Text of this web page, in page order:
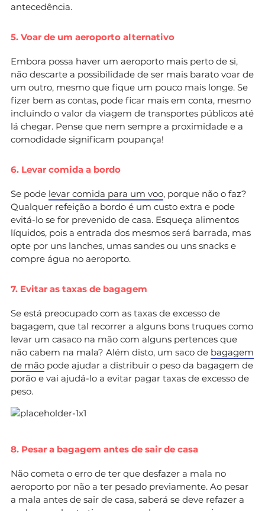
antecedência.
5. Voar de um aeroporto alternativo
Embora possa haver um aeroporto mais perto de si,
não descarte a possibilidade de ser mais barato voar de
um outro, mesmo que fique um pouco mais longe. Se
fizer bem as contas, pode ficar mais em conta, mesmo
incluindo o valor da viagem de transportes públicos até
lá chegar. Pense que nem sempre a proximidade e a
comodidade significam poupança!
6. Levar comida a bordo
Se pode levar comida para um voo, porque não o faz?
Qualquer refeição a bordo é um custo extra e pode
evitá-lo se for prevenido de casa. Esqueça alimentos
líquidos, pois a entrada dos mesmos será barrada, mas
opte por uns lanches, umas sandes ou uns snacks e
compre água no aeroporto.
7. Evitar as taxas de bagagem
Se está preocupado com as taxas de excesso de
bagagem, que tal recorrer a alguns bons truques como
levar um casaco na mão com alguns pertences que
não cabem na mala? Além disto, um saco de bagagem
de mão pode ajudar a distribuir o peso da bagagem de
porão e vai ajudá-lo a evitar pagar taxas de excesso de
peso.
8. Pesar a bagagem antes de sair de casa
Não cometa o erro de ter que desfazer a mala no
aeroporto por não a ter pesado previamente. Ao pesar
a mala antes de sair de casa, saberá se deve refazer a